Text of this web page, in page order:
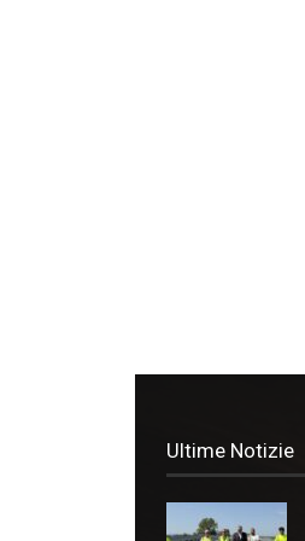
Ultime Notizie